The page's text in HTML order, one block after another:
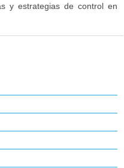
y estrategias de control en